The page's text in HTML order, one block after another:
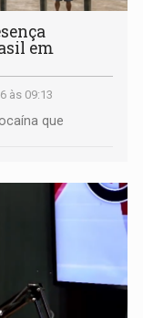
em
às 09:13
que